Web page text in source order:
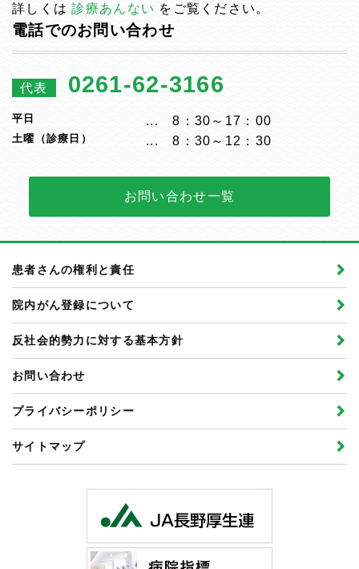
詳しくは診療あんない をご覧ください。
電話でのお問い合わせ
代表 0261-62-3166
平日 8：30～17：00
土曜（診療日） 8：30～12：30
お問い合わせ一覧
患者さんの権利と責任
院内がん登録について
反社会的勢力に対する基本方針
お問い合わせ
プライバシーポリシー
サイトマップ